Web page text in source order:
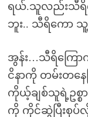
ရယ်.သူလည်းသီရိကို
ဘူး.. သီရိကော သူ့
အွန်း…သီရိကြေ
ငိနာကို တမ်းတနေ
ကိုယ့်ချစ်သူရဲ့ဥစ္စ
ကို ကိုင်ဆွဲပြီးစု